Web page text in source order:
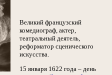
Великий французский
комедиограф, актер,
театральный деятель,
реформатор сценического
искусства.
15 января 1622 года – день